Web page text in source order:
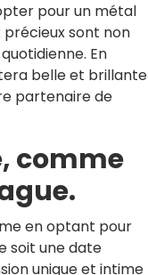
pour un métal
précieux sont non
En
belle et brillante
partenaire de
comme
en optant pour
soit une date
unique et intime